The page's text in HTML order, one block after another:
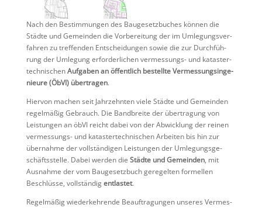
Nach den Bestim­mungen des Bauge­setz­bu­ches können die
Städte und Gemeinden die Vorbe­rei­tung der im Umlegungs­ver­
fahren zu treffenden Entschei­dungen sowie die zur Durch­füh­
rung der Umlegung erfor­der­li­chen vermes­sungs- und katas­ter­
tech­ni­schenAufgaben an öffent­lich bestellte Vermes­sungs­in­ge­
nieure (ÖbVI) übertragen.
Hiervon machen seit Jahrzehnten viele Städte und Gemeinden
regel­mäßig Gebrauch. Die Bandbreite der übertra­gung von
Leistungen an öbVI reicht dabei von der Abwick­lung der reinen
vermes­sungs- und katas­ter­tech­ni­schen Arbeiten bis hin zur
übernahme der vollstän­digen Leistungen der Umlegungs­ge­
schäfts­stelle. Dabei werden die Städte und Gemeinden, mit
Ausnahme der vom Bauge­setz­buch geregelten formellen
Beschlüsse, vollständigentlastet.
Regel­mäßig wieder­keh­rende Beauf­tra­gungen unseres Vermes­